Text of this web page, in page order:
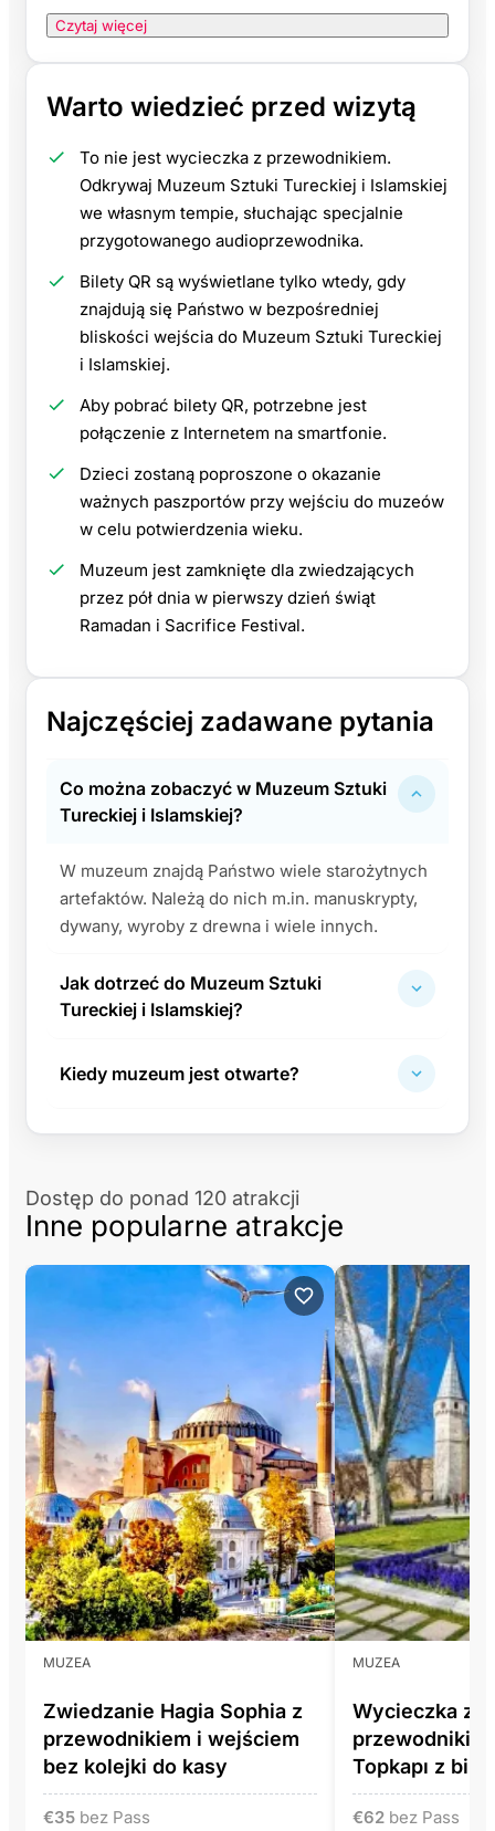
Czytaj więcej
Warto wiedzieć przed wizytą
To nie jest wycieczka z przewodnikiem.
Odkrywaj Muzeum Sztuki Tureckiej i Islamskiej
we własnym tempie, słuchając specjalnie
przygotowanego audioprzewodnika.
Bilety QR są wyświetlane tylko wtedy, gdy
znajdują się Państwo w bezpośredniej
bliskości wejścia do Muzeum Sztuki Tureckiej
i Islamskiej.
Aby pobrać bilety QR, potrzebne jest
połączenie z Internetem na smartfonie.
Dzieci zostaną poproszone o okazanie
ważnych paszportów przy wejściu do muzeów
w celu potwierdzenia wieku.
Muzeum jest zamknięte dla zwiedzających
przez pół dnia w pierwszy dzień świąt
Ramadan i Sacrifice Festival.
Najczęściej zadawane pytania
Co można zobaczyć w Muzeum Sztuki
Tureckiej i Islamskiej?
W muzeum znajdą Państwo wiele starożytnych
artefaktów. Należą do nich m.in. manuskrypty,
dywany, wyroby z drewna i wiele innych.
Jak dotrzeć do Muzeum Sztuki
Tureckiej i Islamskiej?
Kiedy muzeum jest otwarte?
Dostęp do ponad 120 atrakcji
Inne popularne atrakcje
MUZEA
Zwiedzanie Hagia Sophia z
przewodnikiem i wejściem
bez kolejki do kasy
€35 bez Pass
MUZEA
Wycieczka z
Topkapı z
€62 bez Pass